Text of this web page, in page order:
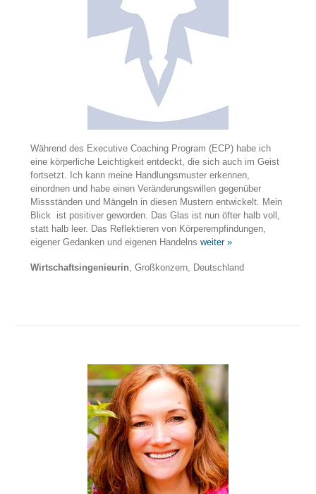
Während des Executive Coaching Program (ECP) habe ich
eine körperliche Leichtigkeit entdeckt, die sich auch im Geist
fortsetzt. Ich kann meine Handlungsmuster erkennen,
einordnen und habe einen Veränderungswillen gegenüber
Missständen und Mängeln in diesen Mustern entwickelt. Mein
Blick ist positiver geworden. Das Glas ist nun öfter halb voll,
statt halb leer. Das Reflektieren von Körperempfindungen,
eigener Gedanken und eigenen Handelns weiter »
Wirtschaftsingenieurin , Großkonzern, Deutschland